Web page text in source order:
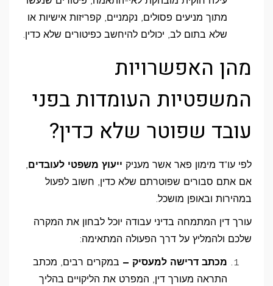
מתוך מניעים פסולים, נקמניים, קפריזות אישיות או
שלא בתום לב, יכולים להיחשב כפיטורים שלא כדין.
מהן האפשרויות
המשפטיות העומדות בפני
עובד שפוטר שלא כדין?
לפי עו"ד מימון פאר אשר מעניק ייעוץ משפטי לעובדים,
אם אתם סבורים שפוטרתם שלא כדין, חשוב לפעול
במהירות ובאופן מושכל.
עורך דין המתמחה בדיני עבודה יוכל לבחון את המקרה
שלכם ולהמליץ על דרך הפעולה המתאימה:
מכתב דרישה למעסיק – במקרים רבים, מכתב
התראה מעורך דין, המפרט את הליקויים בהליך